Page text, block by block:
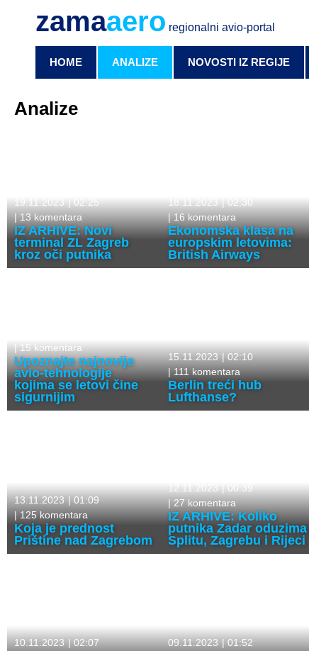
zamaaero regionalni avio-portal
HOME ANALIZE NOVOSTI IZ REGIJE
Analize
19.11.2023 |02:25
|13 komentara
IZ ARHIVE: Novi
terminal ZL Zagreb
kroz oči putnika
18.11.2023 |02:30
|16 komentara
Ekonomska klasa na
europskim letovima:
British Airways
|15 komentara
Upoznajte najnovije
avio-tehnologije
kojima se letovi čine
sigurnijim
15.11.2023 |02:10
|111 komentara
Berlin treći hub
Lufthanse?
13.11.2023 |01:09
|125 komentara
Koja je prednost
Prištine nad Zagrebom
12.11.2023 |00:39
|27 komentara
IZ ARHIVE: Koliko
putnika Zadar oduzima
Splitu, Zagrebu i Rijeci
10.11.2023 |02:07
09.11.2023 |01:52